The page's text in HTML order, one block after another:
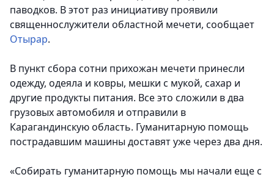
паводков. В этот раз инициативу проявили
священнослужители областной мечети, сообщает
Отырар.
В пункт сбора сотни прихожан мечети принесли
одежду, одеяла и ковры, мешки с мукой, сахар и
другие продукты питания. Все это сложили в два
грузовых автомобиля и отправили в
Карагандинскую область. Гуманитарную помощь
пострадавшим машины доставят уже через два дня.
«Собирать гуманитарную помощь мы начали еще с